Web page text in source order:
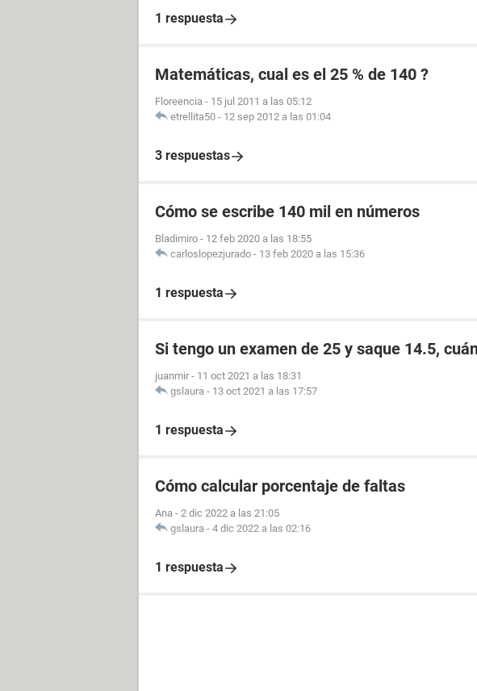
1 respuesta
Matemáticas, cual es el 25 % de 140 ?
Floreencia - 15 jul 2011 a las 05:12
etrellita50 - 12 sep 2012 a las 01:04
3 respuestas
Cómo se escribe 140 mil en números
Bladimiro - 12 feb 2020 a las 18:55
carloslopezjurado - 13 feb 2020 a las 15:36
1 respuesta
Si tengo un examen de 25 y saque 14.5,
juanmir - 11 oct 2021 a las 18:31
gslaura - 13 oct 2021 a las 17:57
1 respuesta
Cómo calcular porcentaje de faltas
Ana - 2 dic 2022 a las 21:05
gslaura - 4 dic 2022 a las 02:16
1 respuesta